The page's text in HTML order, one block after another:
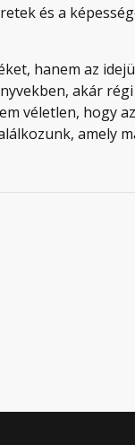
és a
hanem az
akár
véletlen, hogy
amely